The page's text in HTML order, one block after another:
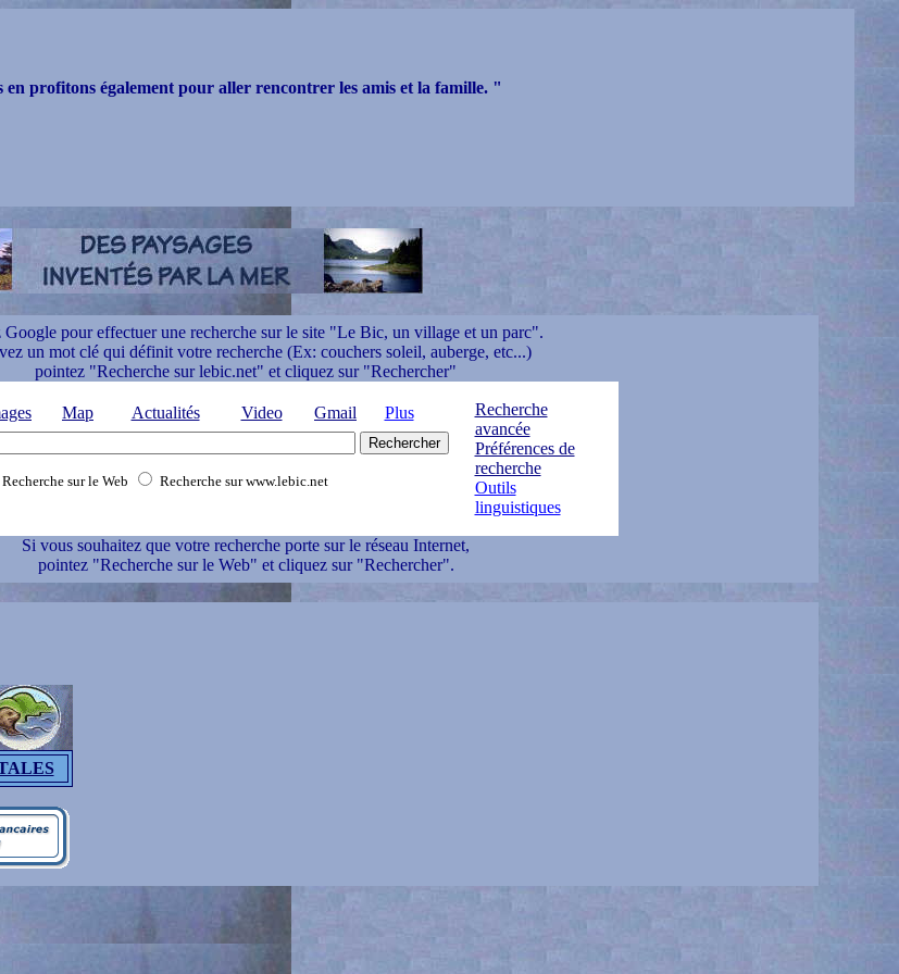
profitons également pour aller rencontrer les amis et la famille. "
pour effectuer une recherche sur le site "Le Bic, un village et un parc".
un mot clé qui définit votre recherche (Ex: couchers soleil, auberge, etc...)
pointez "Recherche sur lebic.net" et cliquez sur "Rechercher"
Map Actualités Video Gmail Plus
Recherche sur le Web Recherche sur www.lebic.net
Recherche
avancée
Préférences de
recherche
Outils
linguistiques
Si vous souhaitez que votre recherche porte sur le réseau Internet,
pointez "Recherche sur le Web" et cliquez sur "Rechercher".